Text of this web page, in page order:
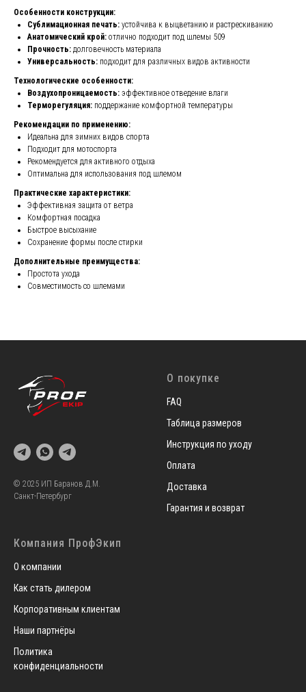
Особенности конструкции:
Сублимационная печать: устойчива к выцветанию и растрескиванию
Анатомический крой: отлично подходит под шлемы 509
Прочность: долговечность материала
Универсальность: подходит для различных видов активности
Технологические особенности:
Воздухопроницаемость: эффективное отведение влаги
Терморегуляция: поддержание комфортной температуры
Рекомендации по применению:
Идеальна для зимних видов спорта
Подходит для мотоспорта
Рекомендуется для активного отдыха
Оптимальна для использования под шлемом
Практические характеристики:
Эффективная защита от ветра
Комфортная посадка
Быстрое высыхание
Сохранение формы после стирки
Дополнительные преимущества:
Простота ухода
Совместимость со шлемами
© 2025 ИП Баранов Д.М.
Санкт-Петербург
О покупке
FAQ
Таблица размеров
Инструкция по уходу
Оплата
Доставка
Гарантия и возврат
Компания ПрофЭкип
О компании
Как стать дилером
Корпоративным клиентам
Наши партнёры
Политика
конфиденциальности